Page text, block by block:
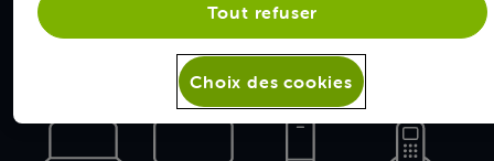
Nos forces
Tout refuser
Choix des cookies